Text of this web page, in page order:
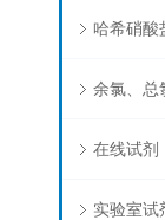
哈希硝酸
余氯、总
在线试剂
实验室试